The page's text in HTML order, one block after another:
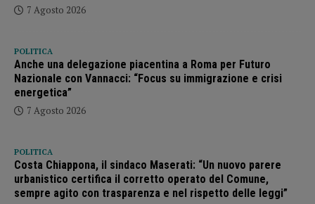
7 Agosto 2026
POLITICA
Anche una delegazione piacentina a Roma per Futuro
Nazionale con Vannacci: “Focus su immigrazione e crisi
energetica”
7 Agosto 2026
POLITICA
Costa Chiappona, il sindaco Maserati: “Un nuovo parere
urbanistico certifica il corretto operato del Comune,
sempre agito con trasparenza e nel rispetto delle leggi”